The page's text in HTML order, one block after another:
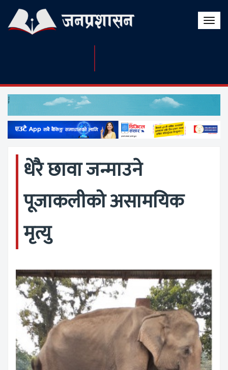
Toggle
धेरै छावा जन्माउने
पूजाकलीको असामयिक
मृत्यु